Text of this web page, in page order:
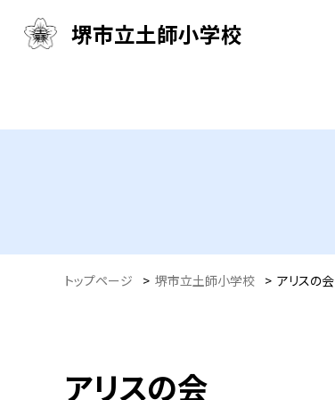
堺市立土師小学校
トップページ > 堺市立土師小学校 > アリスの会
アリスの会